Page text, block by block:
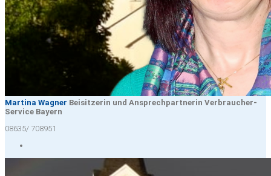
Martina Wagner Beisitzerin und Ansprechpartnerin Verbraucher-
Service Bayern
08635/ 708951